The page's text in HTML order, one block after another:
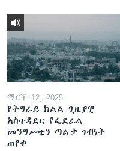
ማርች 12, 2025
የትግራይ ክልል ጊዜያዊ
አስተዳደር የፌደራል
መንግሥቱን ጣልቃ ገብነት
ጠየቀ